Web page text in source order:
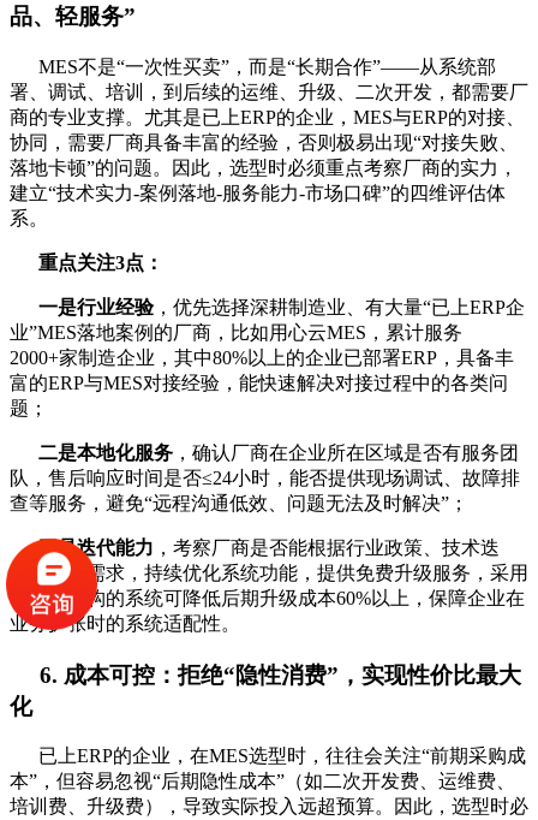
品、轻服务”
MES不是“一次性买卖”，而是“长期合作”——从系统部
署、调试、培训，到后续的运维、升级、二次开发，都需要厂
商的专业支撑。尤其是已上ERP的企业，MES与ERP的对接、
协同，需要厂商具备丰富的经验，否则极易出现“对接失败、
落地卡顿”的问题。因此，选型时必须重点考察厂商的实力，
建立“技术实力-案例落地-服务能力-市场口碑”的四维评估体
系。
重点关注3点：
一是行业经验，优先选择深耕制造业、有大量“已上ERP企
业”MES落地案例的厂商，比如用心云MES，累计服务
2000+家制造企业，其中80%以上的企业已部署ERP，具备丰
富的ERP与MES对接经验，能快速解决对接过程中的各类问
题；
二是本地化服务 ，确认厂商在企业所在区域是否有服务团
队，售后响应时间是否≤24小时，能否提供现场调试、故障排
查等服务，避免“远程沟通低效、问题无法及时解决”；
三是迭代能力 ，考察厂商是否能根据行业政策、技术迭
代、企业需求，持续优化系统功能，提供免费升级服务，采用
低代码架构的系统可降低后期升级成本60%以上，保障企业在
业务扩张时的系统适配性。
6. 成本可控：拒绝“隐性消费”，实现性价比最大
化
已上ERP的企业，在MES选型时，往往会关注“前期采购成
本”，但容易忽视“后期隐性成本”（如二次开发费、运维费、
培训费、升级费），导致实际投入远超预算。因此，选型时必